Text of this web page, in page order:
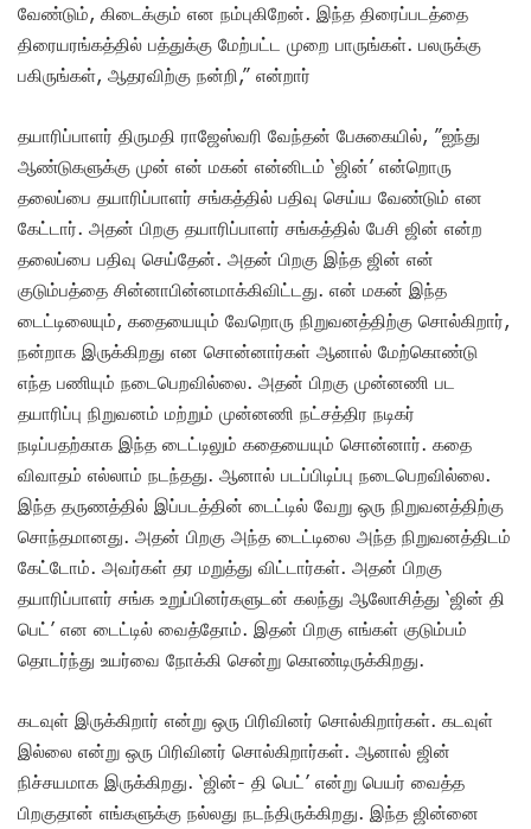
வேண்டும், கிடைக்கும் என நம்புகிறேன். இந்த திரைப்படத்தை
திரையரங்கத்தில் பத்துக்கு மேற்பட்ட முறை பாருங்கள். பலருக்கு
பகிருங்கள், ஆதரவிற்கு நன்றி,” என்றார்
தயாரிப்பாளர் திருமதி ராஜேஸ்வரி வேந்தன் பேசுகையில், ”ஐந்து
ஆண்டுகளுக்கு முன் என் மகன் என்னிடம் ‘ஜின்’ என்றொரு
தலைப்பை தயாரிப்பாளர் சங்கத்தில் பதிவு செய்ய வேண்டும் என
கேட்டார். அதன் பிறகு தயாரிப்பாளர் சங்கத்தில் பேசி ஜின் என்ற
தலைப்பை பதிவு செய்தேன். அதன் பிறகு இந்த ஜின் என்
குடும்பத்தை சின்னாபின்னமாக்கிவிட்டது. என் மகன் இந்த
டைட்டிலையும், கதையையும் வேறொரு நிறுவனத்திற்கு சொல்கிறார்,
நன்றாக இருக்கிறது என சொன்னார்கள் ஆனால் மேற்கொண்டு
எந்த பணியும் நடைபெறவில்லை. அதன் பிறகு முன்னணி பட
தயாரிப்பு நிறுவனம் மற்றும் முன்னணி நட்சத்திர நடிகர்
நடிப்பதற்காக இந்த டைட்டிலும் கதையையும் சொன்னார். கதை
விவாதம் எல்லாம் நடந்தது. ஆனால் படப்பிடிப்பு நடைபெறவில்லை.
இந்த தருணத்தில் இப்படத்தின் டைட்டில் வேறு ஒரு நிறுவனத்திற்கு
சொந்தமானது.‌ அதன் பிறகு அந்த டைட்டிலை அந்த நிறுவனத்திடம்
கேட்டோம். அவர்கள் தர மறுத்து விட்டார்கள். அதன் பிறகு
தயாரிப்பாளர் சங்க உறுப்பினர்களுடன் கலந்து ஆலோசித்து ‘ஜின் தி
பெட்’ என டைட்டில் வைத்தோம். இதன் பிறகு எங்கள் குடும்பம்
தொடர்ந்து உயர்வை நோக்கி சென்று கொண்டிருக்கிறது.
கடவுள் இருக்கிறார் என்று ஒரு பிரிவினர் சொல்கிறார்கள். கடவுள்
இல்லை என்று ஒரு பிரிவினர் சொல்கிறார்கள். ஆனால் ஜின்
நிச்சயமாக இருக்கிறது. ‘ஜின்- தி பெட்’ என்று பெயர் வைத்த
பிறகுதான் எங்களுக்கு நல்லது நடந்திருக்கிறது. இந்த ஜின்னை